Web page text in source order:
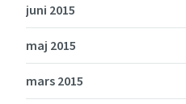
juni 2015
maj 2015
mars 2015